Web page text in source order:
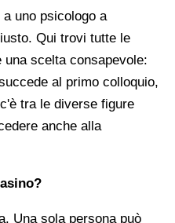
uno psicologo a
Qui trovi tutte le
scelta consapevole:
al primo colloquio,
tra le diverse figure
anche alla
Una sola persona può